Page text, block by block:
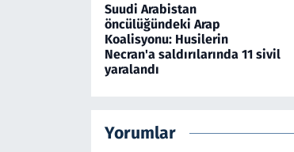
Suudi Arabistan
öncülüğündeki Arap
Koalisyonu: Husilerin
Necran'a saldırılarında 11 sivil
yaralandı
Yorumlar